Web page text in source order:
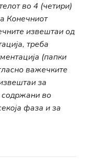
во 4 (четири)
Конечниот
извештаи од
треба
(папки
важечките
за
содржани во
фаза и за